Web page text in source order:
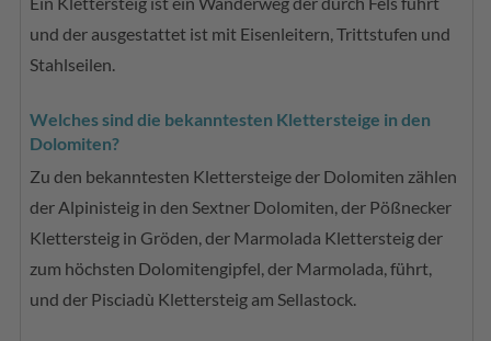
und der ausgestattet ist mit Eisenleitern, Trittstufen und
Stahlseilen.
Welches sind die bekanntesten Klettersteige in den
Dolomiten?
Zu den bekanntesten Klettersteige der Dolomiten zählen
der Alpinisteig in den Sextner Dolomiten, der Pößnecker
Klettersteig in Gröden, der Marmolada Klettersteig der
zum höchsten Dolomitengipfel, der Marmolada, führt,
und der Pisciadù Klettersteig am Sellastock.